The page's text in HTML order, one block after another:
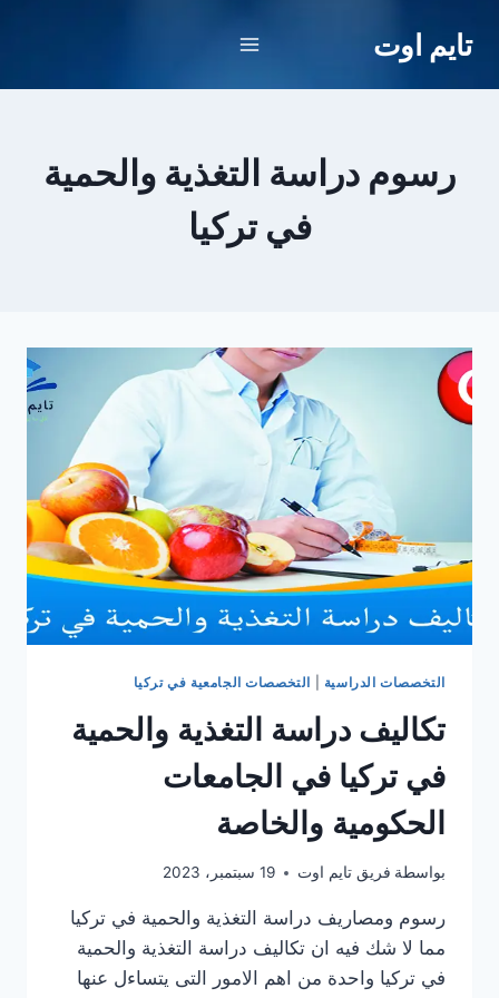
تايم اوت
رسوم دراسة التغذية والحمية
في تركيا
التخصصات الدراسية التخصصات الجامعية في تركيا
تكاليف دراسة التغذية والحمية
في تركيا في الجامعات
الحكومية والخاصة
بواسطة فريق تايم اوت 19 سبتمبر، 2023
رسوم ومصاريف دراسة التغذية والحمية في تركيا
مما لا شك فيه ان تكاليف دراسة التغذية والحمية
في تركيا واحدة من اهم الامور التى يتساءل عنها